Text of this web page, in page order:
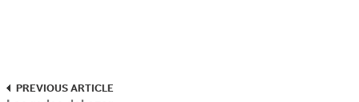
PREVIOUS ARTICLE